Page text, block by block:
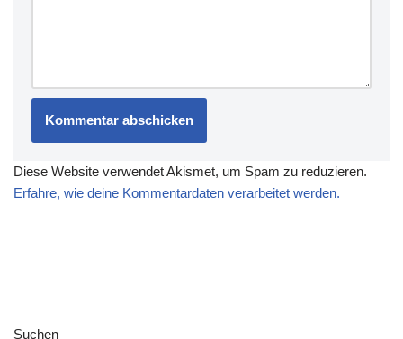
Diese Website verwendet Akismet, um Spam zu reduzieren.
Erfahre, wie deine Kommentardaten verarbeitet werden.
Suchen